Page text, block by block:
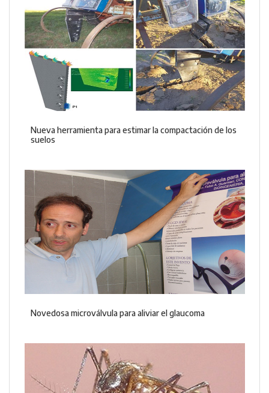
Nueva herramienta para estimar la compactación de los
suelos
Novedosa microválvula para aliviar el glaucoma